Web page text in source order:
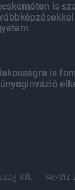
is
is
Kft. Ke-Víz